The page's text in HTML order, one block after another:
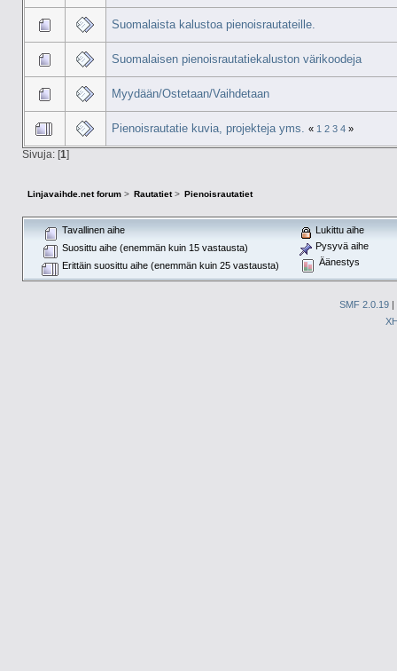
Suomalaista kalustoa pienoisrautateille.
Suomalaisen pienoisrautatiekaluston värikoodeja
Myydään/Ostetaan/Vaihdetaan
Pienoisrautatie kuvia, projekteja yms. « 1 2 3 4»
Sivuja: [1]
Linjavaihde.net forum> Rautatiet> Pienoisrautatiet
Tavallinen aihe
Suosittu aihe (enemmän kuin 15 vastausta)
Erittäin suosittu aihe (enemmän kuin 25 vastausta)
Lukittu aihe
Pysyvä aihe
Äänestys
SMF 2.0.19 |